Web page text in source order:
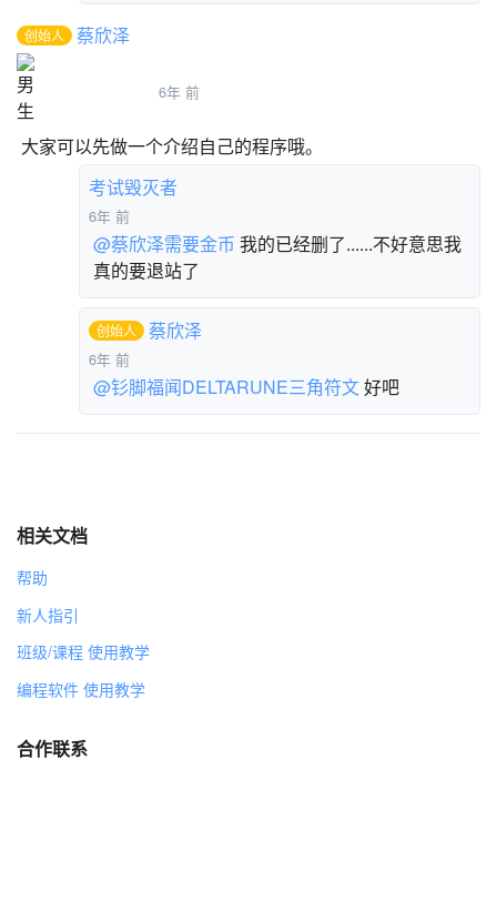
创始人 蔡欣泽
6年 前
大家可以先做一个介绍自己的程序哦。
考试毁灭者
6年 前
@蔡欣泽需要金币 我的已经删了......不好意思我
真的要退站了
创始人 蔡欣泽
6年 前
@钐脚福闻DELTARUNE三角符文好吧
相关文档
帮助
新人指引
班级/课程 使用教学
编程软件 使用教学
合作联系